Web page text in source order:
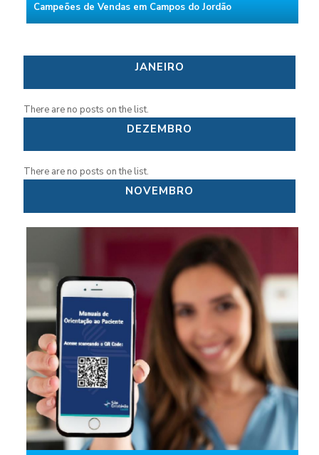
Campeões de Vendas em Campos do Jordão
JANEIRO
There are no posts on the list.
DEZEMBRO
There are no posts on the list.
NOVEMBRO